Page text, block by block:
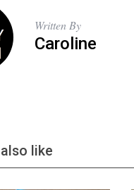
Written By
Caroline
like